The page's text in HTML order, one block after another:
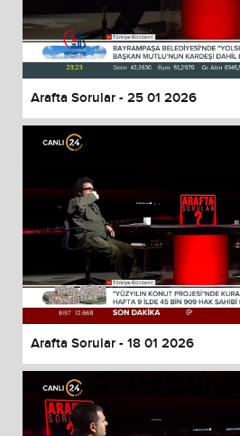
Arafta Sorular - 25 01 2026
Arafta Sorular - 18 01 2026